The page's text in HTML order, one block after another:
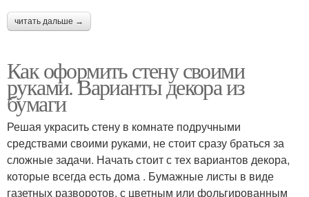
читать дальше →
Как оформить стену своими
руками. Варианты декора из
бумаги
Решая украсить стену в комнате подручными
средствами своими руками, не стоит сразу браться за
сложные задачи. Начать стоит с тех вариантов декора,
которые всегда есть дома . Бумажные листы в виде
газетных разворотов, с цветным или фольгированным